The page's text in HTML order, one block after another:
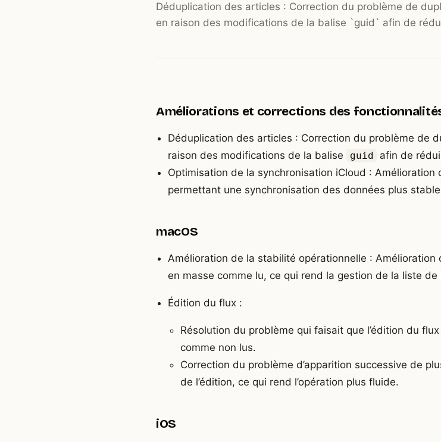
Déduplication des articles : Correction du problème de
en raison des modifications de la balise `guid` afin de
Améliorations et corrections des fonctionnalités
Déduplication des articles : Correction du problème de
raison des modifications de la balise
guid
afin de
Optimisation de la synchronisation iCloud :
permettant une synchronisation des données plus
macOS
Amélioration de la stabilité opérationnelle :
en masse comme lu, ce qui rend la gestion de la liste
Édition du flux :
Résolution du problème qui faisait que l’édition du
comme non lus.
Correction du problème d’apparition successive de
de l’édition, ce qui rend l’opération plus fluide.
iOS